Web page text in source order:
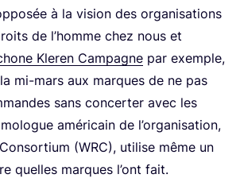
à la vision des orga­ni­sa­tions
de l’homme chez nous et
Kle­ren Cam­pagne par exemple,
mi-mars aux marques de ne pas
sans concer­ter avec les
amé­ri­cain de l’or­ga­ni­sa­tion,
(WRC), uti­lise même un
quelles marques l’ont fait.